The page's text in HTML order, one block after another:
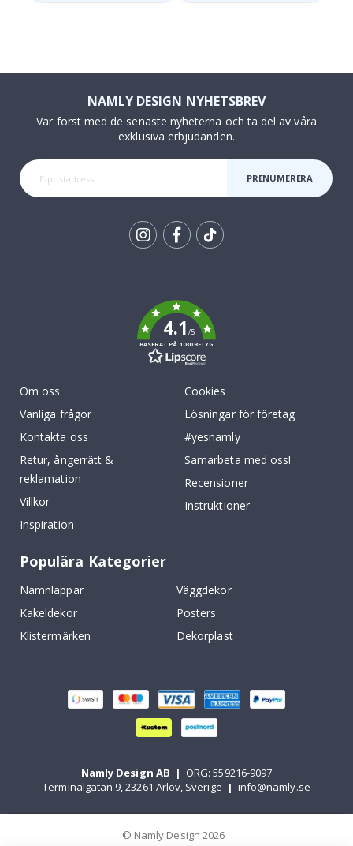
NAMLY DESIGN NYHETSBREV
Var först med de senaste nyheterna och ta del av våra
exklusiva erbjudanden.
PRENUMERERA
4.1/5
BASERAT PÅ 1030 BETYG
Om oss
Vanliga frågor
Kontakta oss
Retur, ångerrätt &
reklamation
Villkor
Inspiration
Cookies
Lösningar för företag
#yesnamly
Samarbeta med oss!
Recensioner
Instruktioner
Populära Kategorier
Namnlappar
Väggdekor
Kakeldekor
Posters
Klistermärken
Dekorplast
Namly Design AB | ORG: 559216-9097
Terminalgatan 9, 23261 Arlöv, Sverige | info@namly.se
© Namly Design 2026